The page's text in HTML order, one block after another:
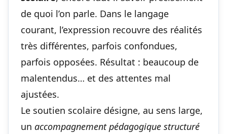
de quoi l’on parle. Dans le langage
courant, l’expression recouvre des réalités
très différentes, parfois confondues,
parfois opposées. Résultat : beaucoup de
malentendus… et des attentes mal
ajustées.
Le soutien scolaire désigne, au sens large,
un accompagnement pédagogique structuré